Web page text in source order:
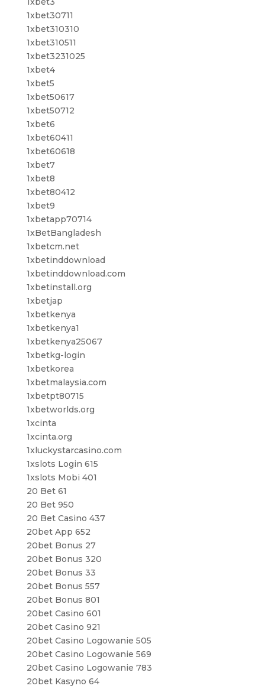
1xbet30711
1xbet310310
1xbet310511
1xbet3231025
1xbet4
1xbet5
1xbet50617
1xbet50712
1xbet6
1xbet60411
1xbet60618
1xbet7
1xbet8
1xbet80412
1xbet9
1xbetapp70714
1xBetBangladesh
1xbetcm.net
1xbetinddownload
1xbetinddownload.com
1xbetinstall.org
1xbetjap
1xbetkenya
1xbetkenya1
1xbetkenya25067
1xbetkg-login
1xbetkorea
1xbetmalaysia.com
1xbetpt80715
1xbetworlds.org
1xcinta
1xcinta.org
1xluckystarcasino.com
1xslots Login 615
1xslots Mobi 401
20 Bet 61
20 Bet 950
20 Bet Casino 437
20bet App 652
20bet Bonus 27
20bet Bonus 320
20bet Bonus 33
20bet Bonus 557
20bet Bonus 801
20bet Casino 601
20bet Casino 921
20bet Casino Logowanie 505
20bet Casino Logowanie 569
20bet Casino Logowanie 783
20bet Kasyno 64